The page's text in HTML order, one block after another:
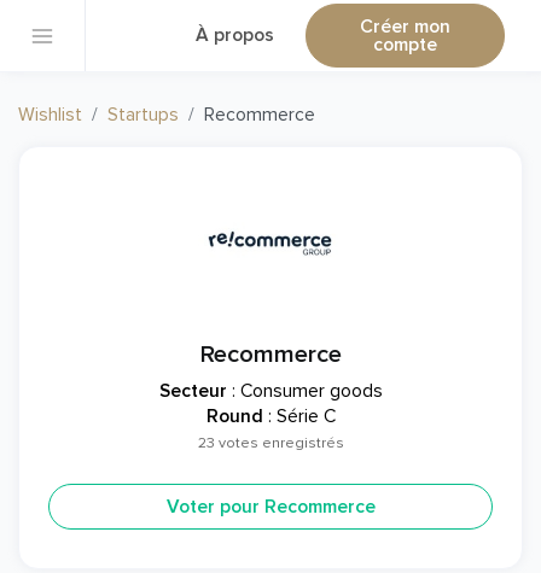
À propos Créer mon
compte
Wishlist Startups Recommerce
Recommerce
Secteur : Consumer goods
Round : Série C
23 votes enregistrés
Voter pour Recommerce